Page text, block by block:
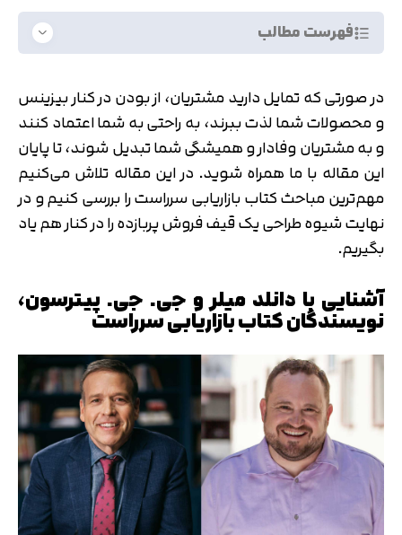
فهرست مطالب
در صورتی که تمایل دارید مشتریان، از بودن در کنار بیزینس
و محصولات شما لذت ببرند، به راحتی به شما اعتماد کنند
و به مشتریان وفادار و همیشگی شما تبدیل شوند، تا پایان
این مقاله با ما همراه شوید. در این مقاله تلاش می‌کنیم
مهم‌ترین مباحث کتاب بازاریابی سرراست را بررسی کنیم و در
نهایت شیوه طراحی یک قیف فروش پربازده را در کنار هم یاد
بگیریم.
آشنایی با دانلد میلر و جی. جی. پیترسون،
نویسندگان کتاب بازاریابی سرراست